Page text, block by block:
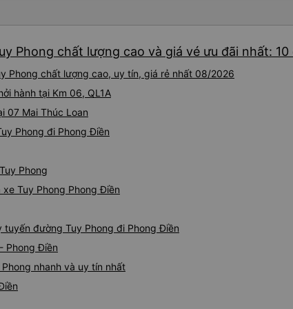
Phong chất lượng cao và giá vé ưu đãi nhất: 10
Phong chất lượng cao, uy tín, giá rẻ nhất 08/2026
hành tại Km 06, QL1A
07 Mai Thúc Loan
Phong đi Phong Điền
Phong
Tuy Phong Phong Điền
đường Tuy Phong đi Phong Điền
Phong Điền
nhanh và uy tín nhất